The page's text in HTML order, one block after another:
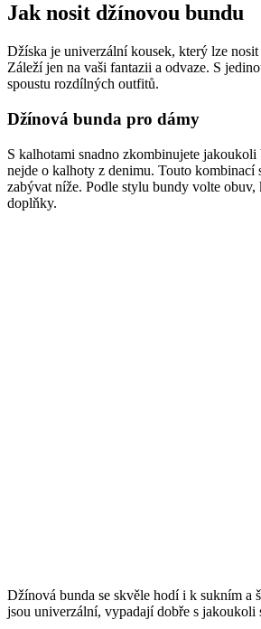
Jak nosit džínovou bundu
Džíska je univerzální kousek, který lze
Záleží jen na vaši fantazii a odvaze. S
spoustu rozdílných outfitů.
Džínová bunda pro dámy
S kalhotami snadno zkombinujete
nejde o kalhoty z denimu. Touto kombinací
zabývat níže. Podle stylu bundy volte obuv,
doplňky.
Džínová bunda se skvěle hodí i k sukním a
jsou univerzální, vypadají dobře s jakoukoli